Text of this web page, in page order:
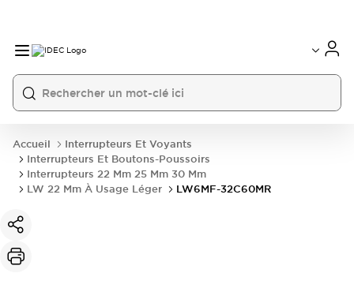
Accueil
Interrupteurs Et Voyants
Interrupteurs Et Boutons-Poussoirs
Interrupteurs 22 Mm 25 Mm 30 Mm
LW 22 Mm À Usage Léger
LW6MF-32C60MR